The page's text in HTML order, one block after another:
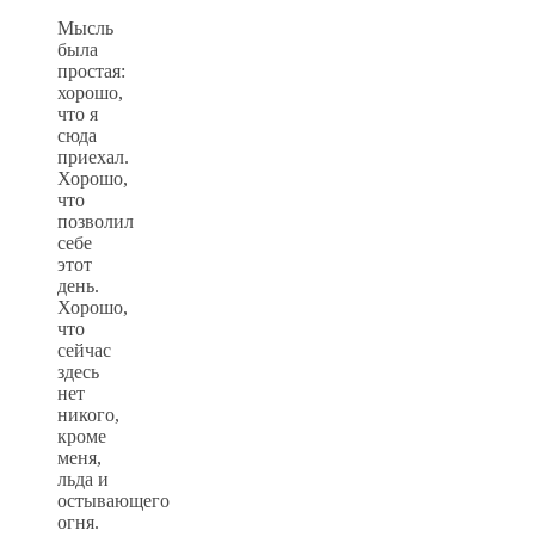
Мысль
была
простая:
хорошо,
что я
сюда
приехал.
Хорошо,
что
позволил
себе
этот
день.
Хорошо,
что
сейчас
здесь
нет
никого,
кроме
меня,
льда и
остывающего
огня.